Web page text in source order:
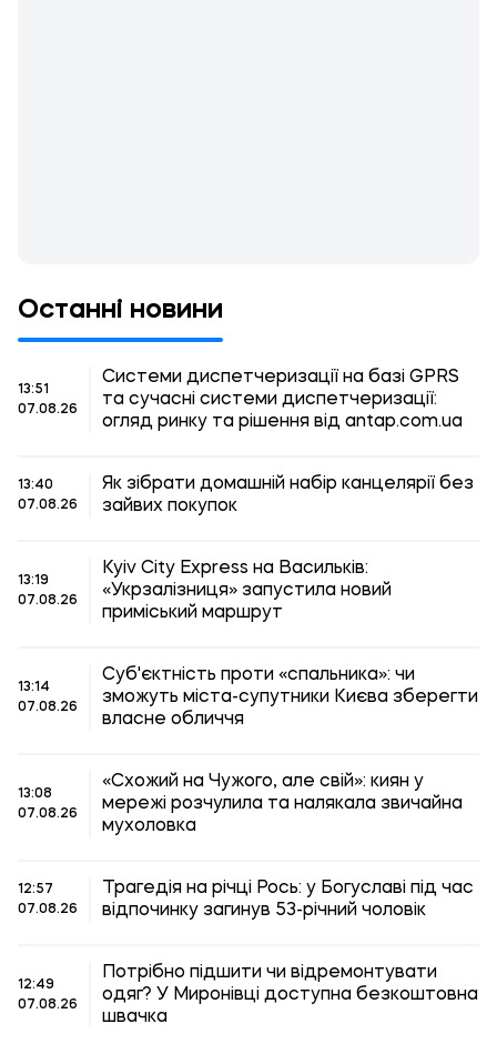
Останні новини
13:51
07.08.26
Системи диспетчеризації на базі GPRS
та сучасні системи диспетчеризації:
огляд ринку та рішення від antap.com.ua
13:40
07.08.26
Як зібрати домашній набір канцелярії без
зайвих покупок
13:19
07.08.26
Kyiv City Express на Васильків:
«Укрзалізниця» запустила новий
приміський маршрут
13:14
07.08.26
Суб'єктність проти «спальника»: чи
зможуть міста-супутники Києва зберегти
власне обличчя
13:08
07.08.26
«Схожий на Чужого, але свій»: киян у
мережі розчулила та налякала звичайна
мухоловка
12:57
07.08.26
Трагедія на річці Рось: у Богуславі під час
відпочинку загинув 53-річний чоловік
12:49
07.08.26
Потрібно підшити чи відремонтувати
одяг? У Миронівці доступна безкоштовна
швачка